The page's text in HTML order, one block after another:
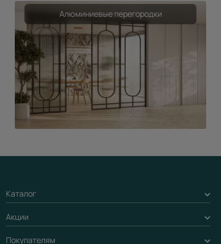
Алюминиевые перегородки
Каталог
Межкомнатные двери
Подбор двери
Акции
Акции компании
Покупателям